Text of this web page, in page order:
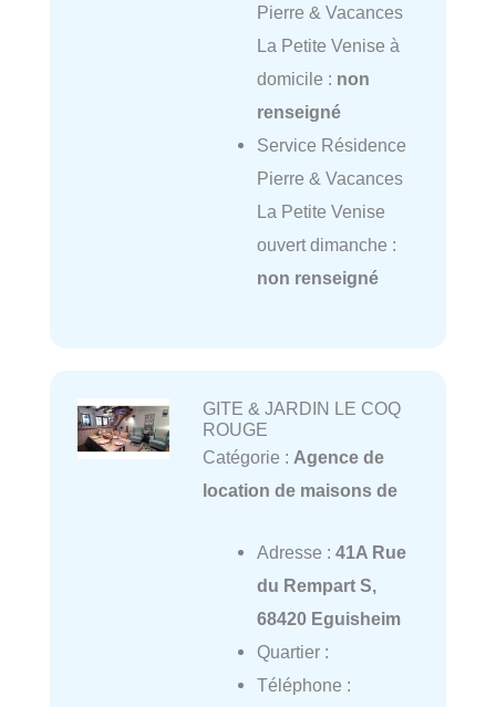
Pierre & Vacances
La Petite Venise à
domicile : non
renseigné
Service Résidence
Pierre & Vacances
La Petite Venise
ouvert dimanche :
non renseigné
GITE & JARDIN LE COQ
ROUGE
Catégorie : Agence de
location de maisons de
Adresse : 41A Rue
du Rempart S,
68420 Eguisheim
Quartier :
Téléphone :